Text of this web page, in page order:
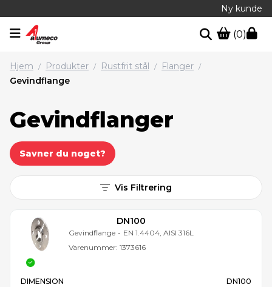
Ny kunde
(0)
Hjem / Produkter / Rustfrit stål / Flanger /
Gevindflange
Gevindflanger
Savner du noget?
Vis Filtrering
DN100
Gevindflange - EN 1.4404, AISI 316L
Varenummer: 1373616
DIMENSION
DN100